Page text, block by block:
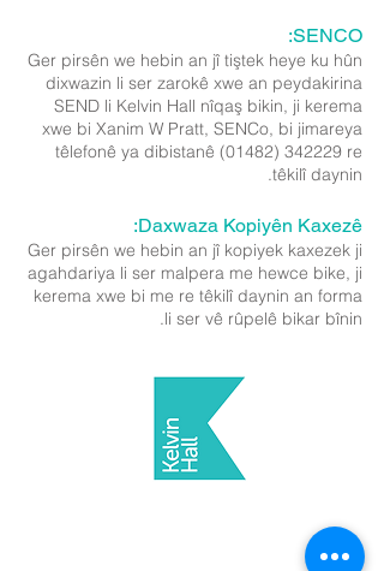
SENCO:
Ger pirsên we hebin an jî tiştek heye ku hûn
dixwazin li ser zarokê xwe an peydakirina
SEND li Kelvin Hall nîqaş bikin, ji kerema
xwe bi Xanim W Pratt, SENCo, bi jimareya
têlefonê ya dibistanê (01482) 342229 re
têkilî daynin.
Daxwaza Kopiyên Kaxezê:
Ger pirsên we hebin an jî kopiyek kaxezek ji
agahdariya li ser malpera me hewce bike, ji
kerema xwe bi me re têkilî daynin an forma
li ser vê rûpelê bikar bînin.